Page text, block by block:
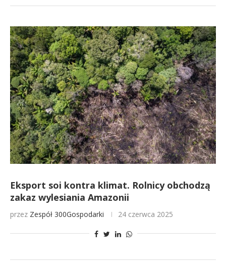
Eksport soi kontra klimat. Rolnicy obchodzą
zakaz wylesiania Amazonii
przez Zespół 300Gospodarki 24 czerwca 2025